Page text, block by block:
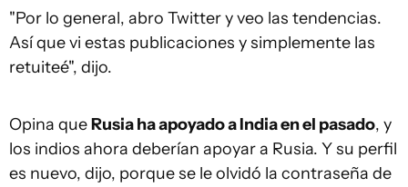
"Por lo general, abro Twitter y veo las tendencias.
Así que vi estas publicaciones y simplemente las
retuiteé", dijo.
Opina queRusia ha apoyado a India en el pasado, y
los indios ahora deberían apoyar a Rusia. Y su perfil
es nuevo, dijo, porque se le olvidó la contraseña de